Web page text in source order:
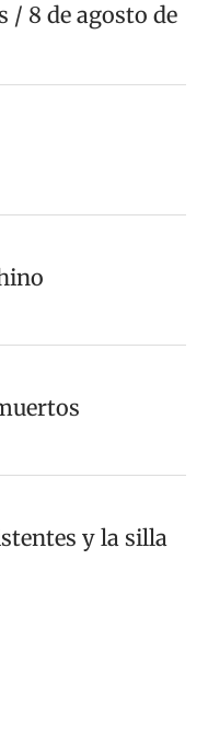
/ 8 de agosto de
y la silla